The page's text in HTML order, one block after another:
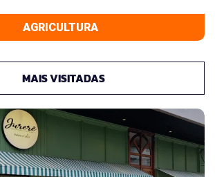
AGRICULTURA
MAIS VISITADAS